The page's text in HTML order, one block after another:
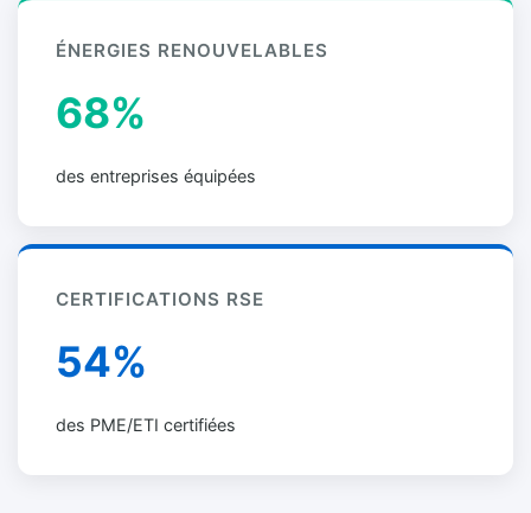
ÉNERGIES RENOUVELABLES
68%
des entreprises équipées
CERTIFICATIONS RSE
54%
des PME/ETI certifiées